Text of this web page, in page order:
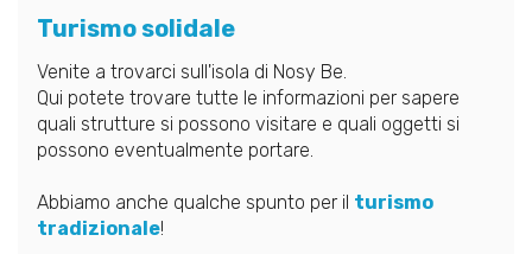
Turismo solidale
Venite a trovarci sull'isola di Nosy Be.
Qui potete trovare tutte le informazioni per sapere
quali strutture si possono visitare e quali oggetti si
possono eventualmente portare.
Abbiamo anche qualche spunto per il turismo
tradizionale!